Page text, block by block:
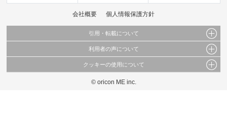
会社概要 個人情報保護方針
引用・転載について
当サイトで公開されている情報（文字、写真、イラスト、画像データ等）及びこれらの配
これらの情報を権利者の許可なく無断転載・複製などの二次利用を行うことは固く禁じて
利用者の声について
当サイトに掲載している内容はすべてサービスの利用者が提出された見解・感想です。
弊社の見解・ 意見ではないことをご理解いただいた上でご覧ください。
クッキーの使用について
このサイトでは Cookie を使用して、ユーザーに合わせたコンテンツや広告の表示、ソー
© oricon ME inc.